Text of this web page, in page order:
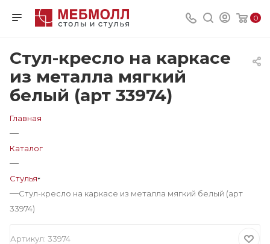
0
Стул-кресло на каркасе
из металла мягкий
белый (арт 33974)
Главная
—
Каталог
—
Стулья
—Стул-кресло на каркасе из металла мягкий белый (арт
33974)
Артикул: 33974